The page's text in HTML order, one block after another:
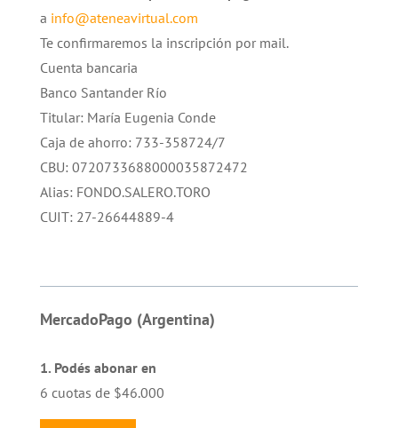
a info@ateneavirtual.com
Te confirmaremos la inscripción por mail.
Cuenta bancaria
Banco Santander Río
Titular: María Eugenia Conde
Caja de ahorro: 733-358724/7
CBU: 0720733688000035872472
Alias: FONDO.SALERO.TORO
CUIT: 27-26644889-4
MercadoPago (Argentina)
1. Podés abonar en
6 cuotas de $46.000